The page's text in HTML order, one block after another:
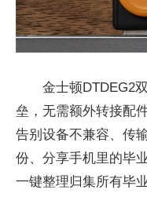
金士顿DTDEG2
垒，无需额外转接配
告别设备不兼容、传
份、分享手机里的毕
一键整理归集所有毕